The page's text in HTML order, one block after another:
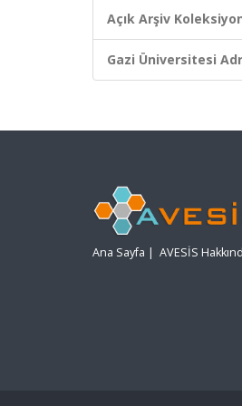
Açık Arşiv
Gazi Üniversitesi
Ana Sayfa | AVESİS